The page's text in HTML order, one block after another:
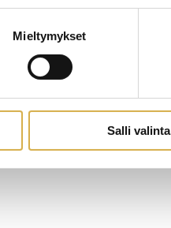
Mieltymykset
Salli valinta
erikoisammattitutkinto